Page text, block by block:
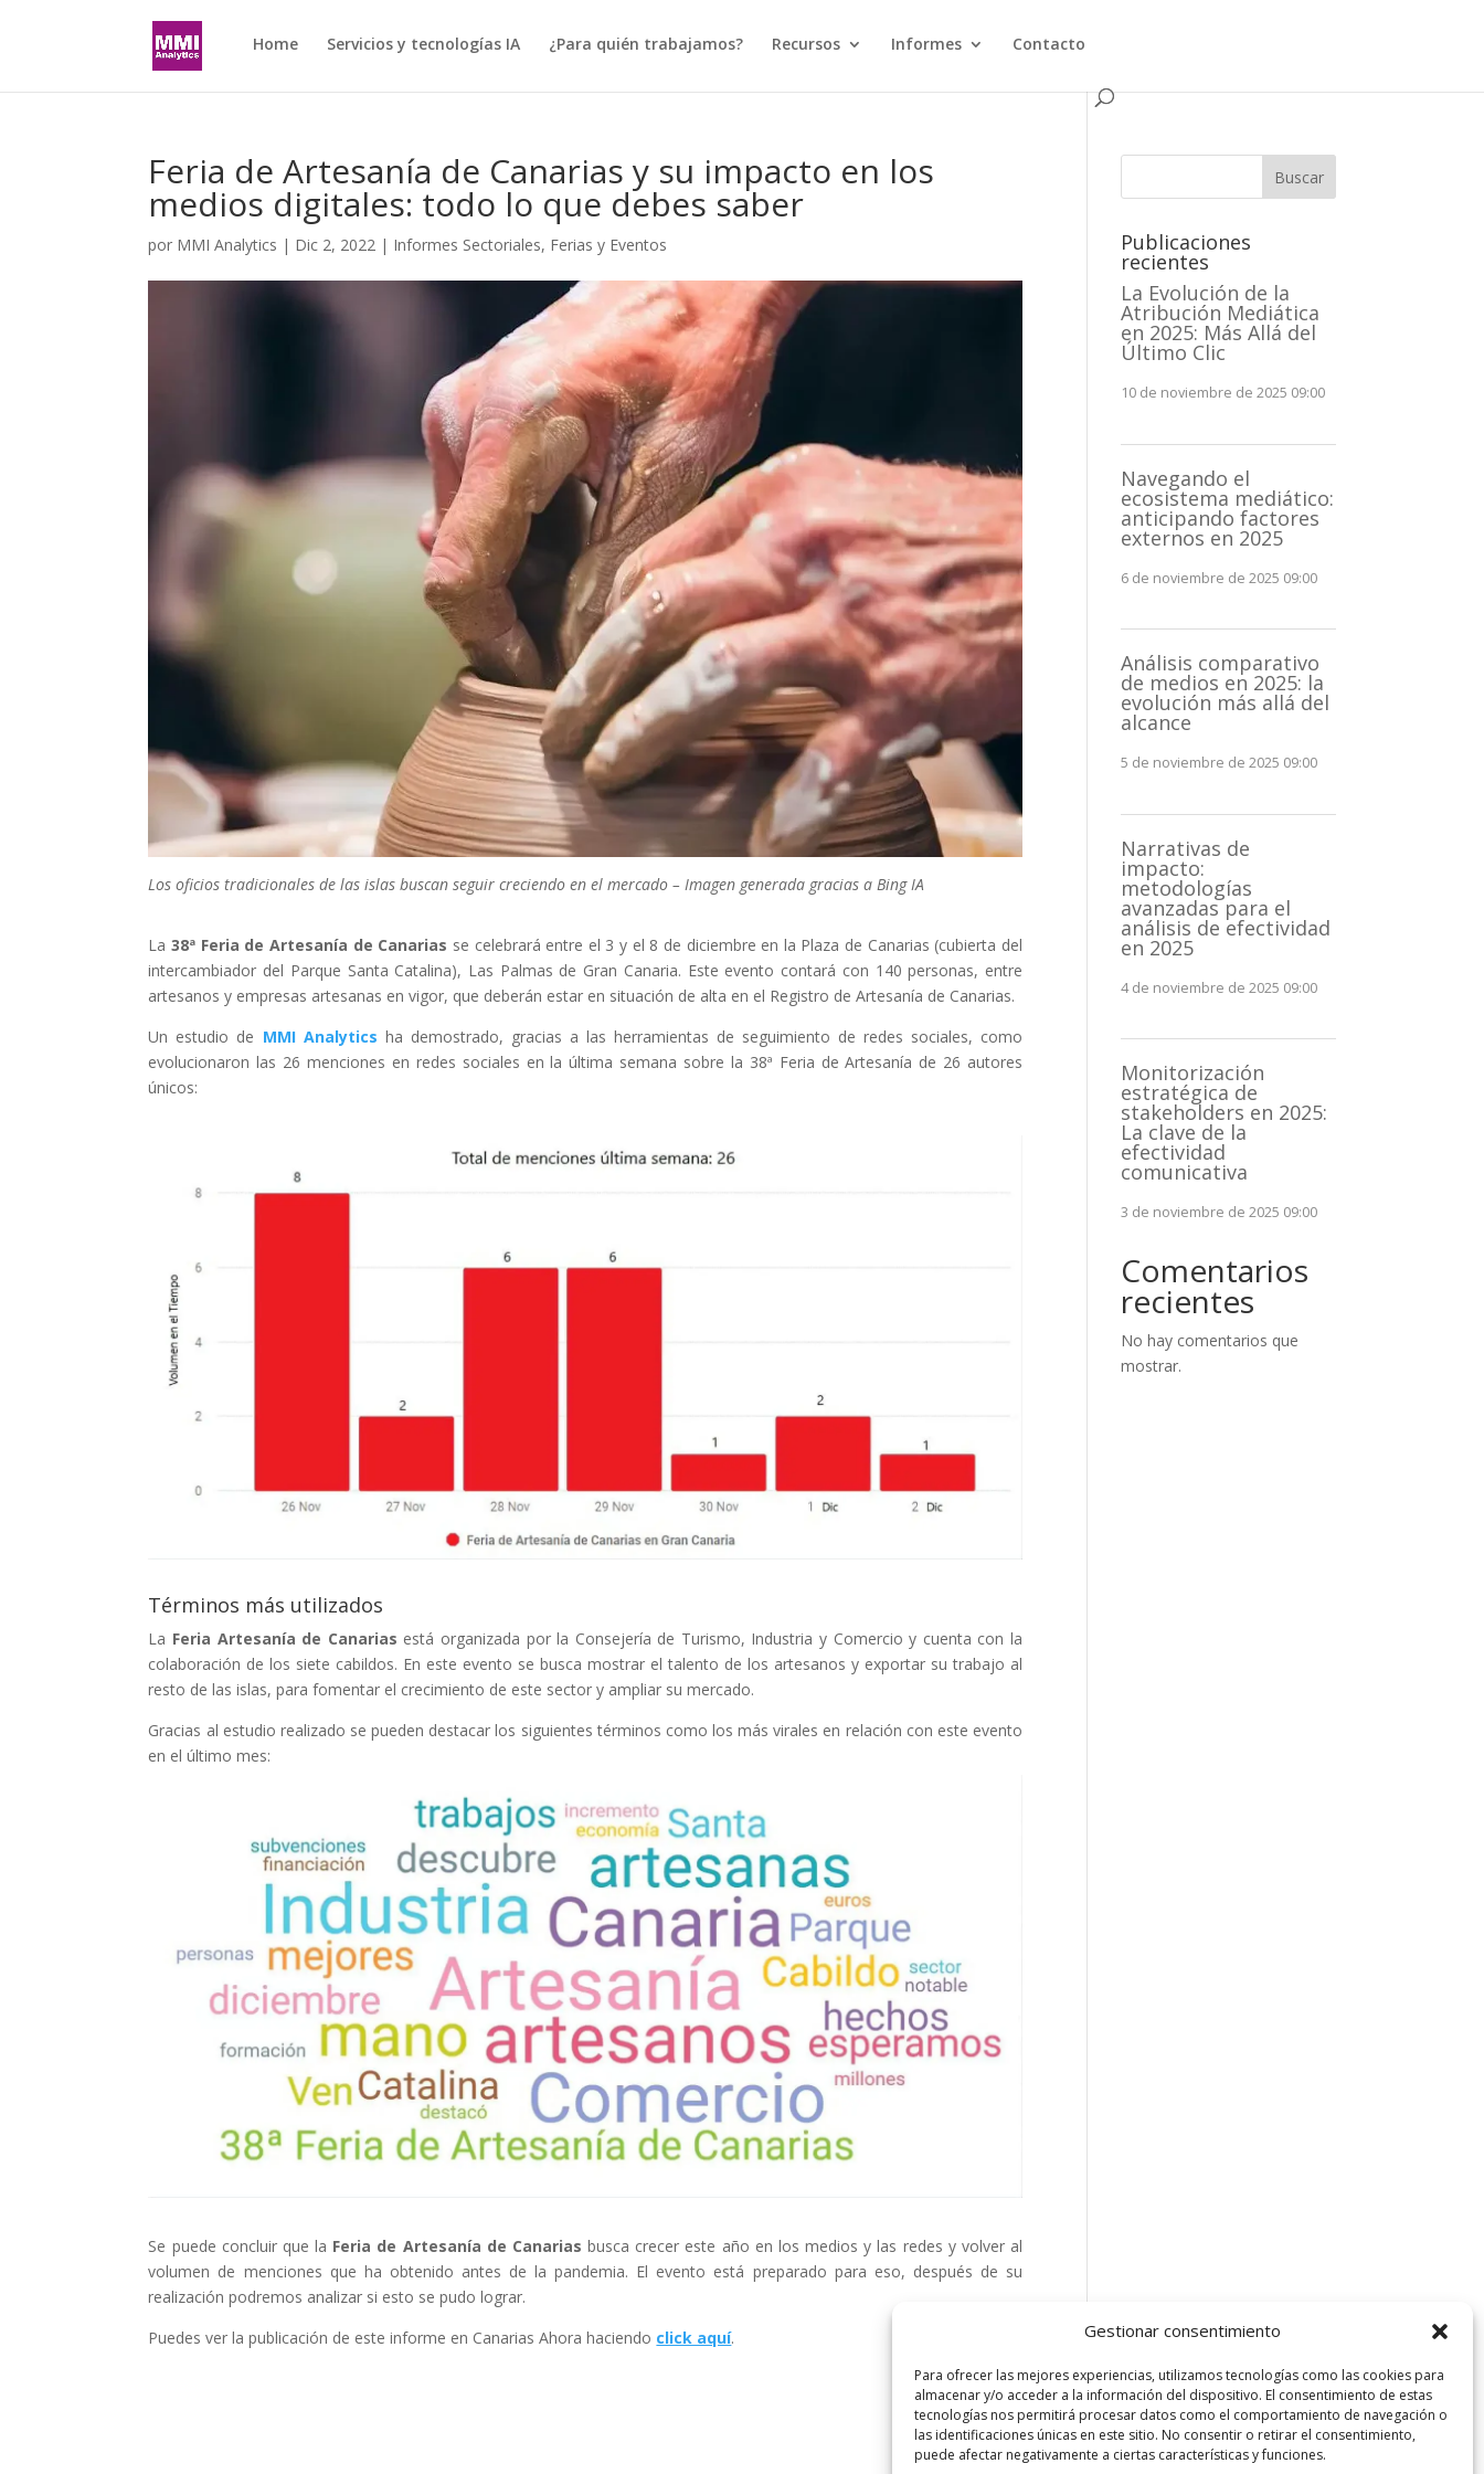
Gestionar consentimiento
Para ofrecer las mejores experiencias, utilizamos tecnologías como las cookies para
almacenar y/o acceder a la información del dispositivo. El consentimiento de estas
tecnologías nos permitirá procesar datos como el comportamiento de navegación o
las identificaciones únicas en este sitio. No consentir o retirar el consentimiento,
puede afectar negativamente a ciertas características y funciones.
Home Servicios y tecnologías IA ¿Para quién trabajamos? Recursos Informes Contacto
Feria de Artesanía de Canarias y su impacto en los
medios digitales: todo lo que debes saber
por MMI Analytics | Dic 2, 2022 | Informes Sectoriales, Ferias y Eventos
Los oficios tradicionales de las islas buscan seguir creciendo en el mercado – Imagen generada gracias a Bing IA
La38ª Feria de Artesanía de Canarias se celebrará entre el 3 y el 8 de diciembre en la Plaza de Canarias (cubierta del
intercambiador del Parque Santa Catalina), Las Palmas de Gran Canaria. Este evento contará con 140 personas, entre
artesanos y empresas artesanas en vigor, que deberán estar en situación de alta en el Registro de Artesanía de Canarias.
Un estudio de MMI Analytics ha demostrado, gracias a las herramientas de seguimiento de redes sociales, como
evolucionaron las 26 menciones en redes sociales en la última semana sobre la 38ª Feria de Artesanía de 26 autores
únicos:
Términos más utilizados
La Feria Artesanía de Canarias está organizada por la Consejería de Turismo, Industria y Comercio y cuenta con la
colaboración de los siete cabildos. En este evento se busca mostrar el talento de los artesanos y exportar su trabajo al
resto de las islas, para fomentar el crecimiento de este sector y ampliar su mercado.
Gracias al estudio realizado se pueden destacar los siguientes términos como los más virales en relación con este evento
en el último mes:
Se puede concluir que la Feria de Artesanía de Canarias busca crecer este año en los medios y las redes y volver al
volumen de menciones que ha obtenido antes de la pandemia. El evento está preparado para eso, después de su
realización podremos analizar si esto se pudo lograr.
Puedes ver la publicación de este informe en Canarias Ahora haciendo click aquí.
Buscar
Publicaciones
recientes
La Evolución de la
Atribución Mediática
en 2025: Más Allá del
Último Clic
10 de noviembre de 2025 09:00
Navegando el
ecosistema mediático:
anticipando factores
externos en 2025
6 de noviembre de 2025 09:00
Análisis comparativo
de medios en 2025: la
evolución más allá del
alcance
5 de noviembre de 2025 09:00
Narrativas de
impacto:
metodologías
avanzadas para el
análisis de efectividad
en 2025
4 de noviembre de 2025 09:00
Monitorización
estratégica de
stakeholders en 2025:
La clave de la
efectividad
comunicativa
3 de noviembre de 2025 09:00
Comentarios
recientes
No hay comentarios que
mostrar.